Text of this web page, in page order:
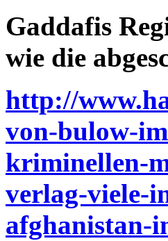
Gaddafis
wie die
http://
von-bulow-
kriminellen-
verlag-viele-
afghanistan-